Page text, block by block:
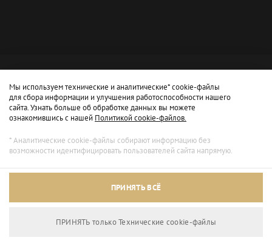
Мы используем технические и аналитические* cookie-файлы
для сбора информации и улучшения работоспособности нашего
сайта. Узнать больше об обработке данных вы можете
ознакомившись с нашей Политикой cookie-файлов.
* Аналитические cookie-файлы собирают информацию без
возможности идентифицировать пользователей сайта напрямую.
ПРИНЯТЬ ВСЁ
ПРИНЯТЬ только Технические сookie-файлы